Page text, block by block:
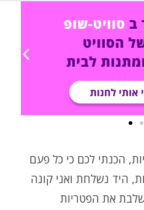
הכנתי לכם כי כל פעם
היד נשלחת ואני קונה
את הפטריות